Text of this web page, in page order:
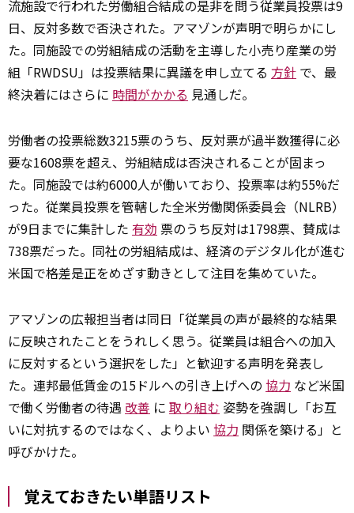
流施設で行われた労働組合結成の是非を問う従業員投票は9
日、反対多数で否決された。アマゾンが声明で明らかにし
た。同施設での労組結成の活動を主導した小売り産業の労
組「RWDSU」は投票結果に異議を申し立てる 方針 で、最
終決着にはさらに 時間がかかる 見通しだ。
労働者の投票総数3215票のうち、反対票が過半数獲得に必
要な1608票を超え、労組結成は否決されることが固まっ
た。同施設では約6000人が働いており、投票率は約55%だ
った。従業員投票を管轄した全米労働関係委員会（NLRB）
が9日までに集計した 有効 票のうち反対は1798票、賛成は
738票だった。同社の労組結成は、経済のデジタル化が進む
米国で格差是正をめざす動きとして注目を集めていた。
アマゾンの広報担当者は同日「従業員の声が最終的な結果
に反映されたことをうれしく思う。従業員は組合への加入
に反対するという選択をした」と歓迎する声明を発表し
た。連邦最低賃金の15ドルへの引き上げへの 協力 など米国
で働く労働者の待遇 改善 に 取り組む 姿勢を強調し「お互
いに対抗するのではなく、よりよい 協力 関係を築ける」と
呼びかけた。
覚えておきたい単語リスト